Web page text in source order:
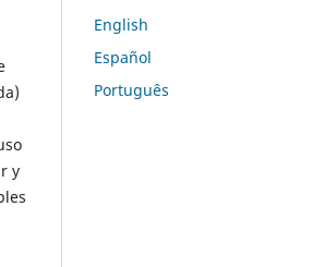
y
English
Español
Português